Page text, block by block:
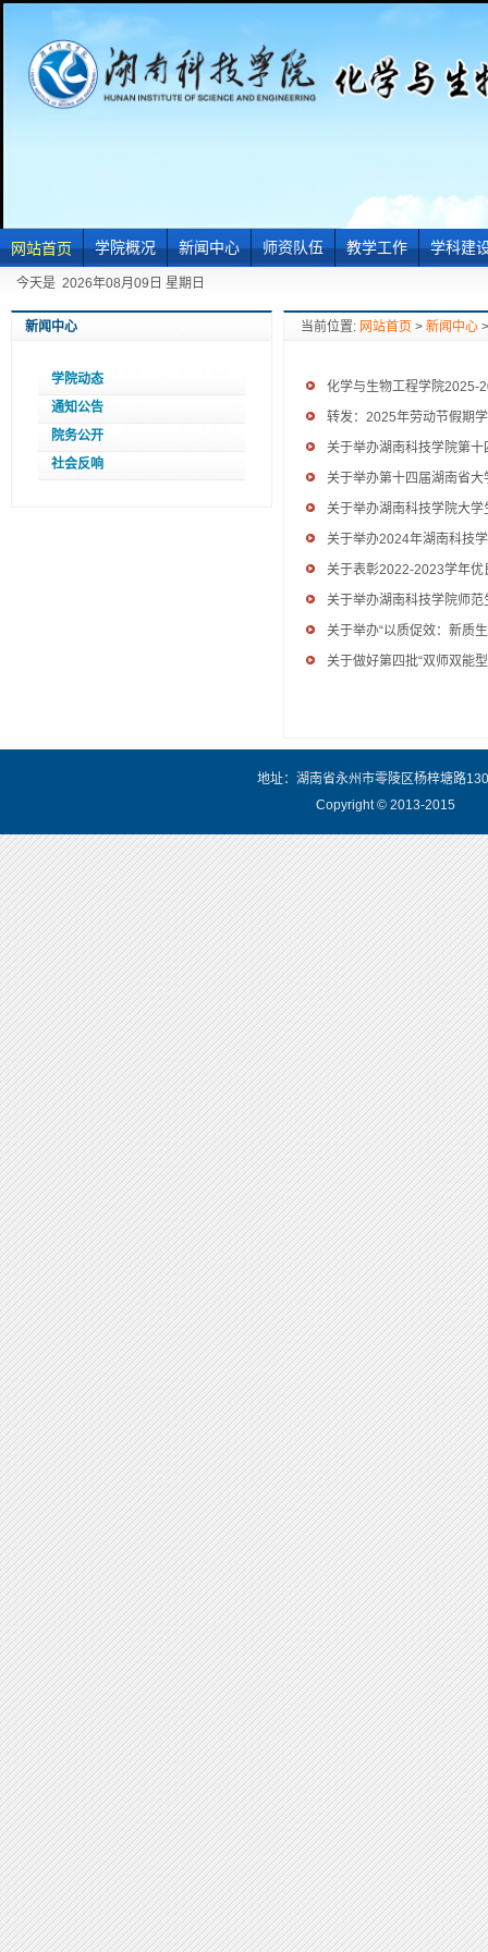
网站首页 学院概况
机构设置
学院简介
新闻中心
学院动态
通知公告
师资队伍
副教授
博士
教学工作
专业培养方案
学科建
今天是 2026年08月09日 星期日
新闻中心
学院动态
通知公告
院务公开
社会反响
当前位置: 网站首页 > 新闻中心
化学与生物工程学院2025-
转发：2025年劳动节假期
关于举办湖南科技学院第
关于举办第十四届湖南省
关于举办湖南科技学院大
关于举办2024年湖南科技
关于表彰2022-2023学年优
关于举办湖南科技学院师
关于举办“以质促效：新质
关于做好第四批“双师双能
地址：湖南省永州市零陵区杨梓塘
Copyright © 2013-2015